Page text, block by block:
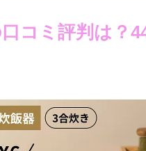
コミ評判は？